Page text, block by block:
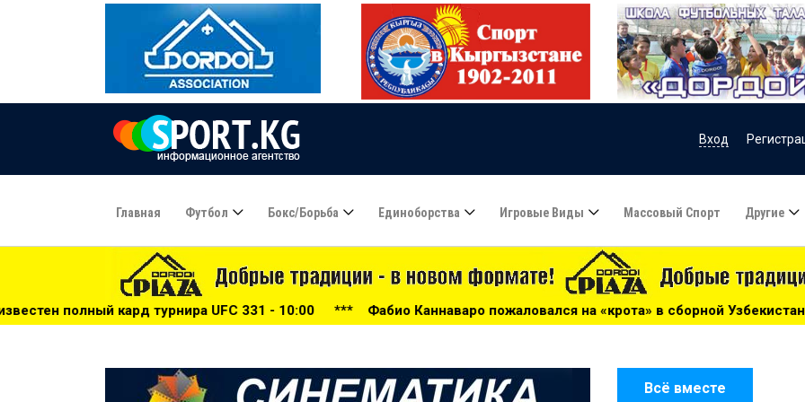
Вход
Главная Футбол Бокс/борьба Единоборства Игровые Виды Массовый Спорт Другие
UFC 331 - 10:00 ***Фабио Каннаваро пожаловался на «крота» в сборной Узбекистана - 09:55 ***Месси
Всё вместе